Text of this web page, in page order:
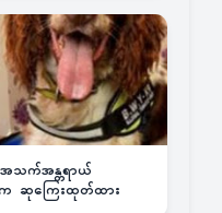
သက်အန္တရာယ်
းက ဆုကြေးထုတ်ထား